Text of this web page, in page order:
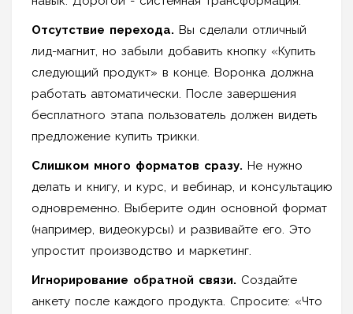
Отсутствие перехода. Вы сделали отличный
лид-магнит, но забыли добавить кнопку «Купить
следующий продукт» в конце. Воронка должна
работать автоматически. После завершения
бесплатного этапа пользователь должен видеть
предложение купить трикки.
Слишком много форматов сразу. Не нужно
делать и книгу, и курс, и вебинар, и консультацию
одновременно. Выберите один основной формат
(например, видеокурсы) и развивайте его. Это
упростит производство и маркетинг.
Игнорирование обратной связи. Создайте
анкету после каждого продукта. Спросите: «Что